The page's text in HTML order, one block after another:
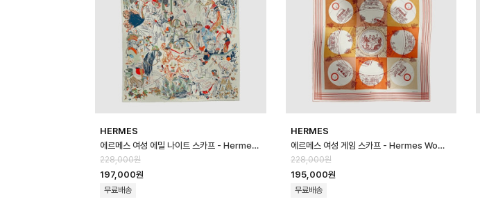
HERMES
에르메스 여성 에밀 나이트 스카프 - Hermes Womens Émile Night of …
228,000원
197,000원
무료배송
HERMES
에르메스 여성 게임 스카프 - Hermes Womens Game Scarf - acc877…
228,000원
195,000원
무료배송